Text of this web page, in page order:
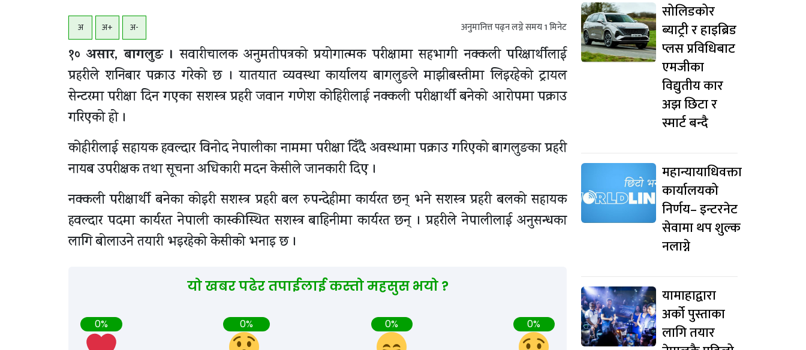
अ अ+ अ- अनुमानित्त पढ्न लग्ने समय1मिनेट
१० असार, बागलुङ । सवारीचालक अनुमतीपत्रको प्रयोगात्मक परीक्षामा सहभागी नक्कली परिक्षार्थीलाई
प्रहरीले शनिबार पक्राउ गरेको छ । यातयात व्यवस्था कार्यालय बागलुङले माझीबस्तीमा लिइरहेको ट्रायल
सेन्टरमा परीक्षा दिन गएका सशस्त्र प्रहरी जवान गणेश कोहिरीलाई नक्कली परीक्षार्थी बनेको आरोपमा पक्राउ
गरिएको हो ।
कोहीरीलाई सहायक हवल्दार विनोद नेपालीका नाममा परीक्षा दिँदै अवस्थामा पक्राउ गरिएको बागलुङका प्रहरी
नायब उपरीक्षक तथा सूचना अधिकारी मदन केसीले जानकारी दिए ।
नक्कली परीक्षार्थी बनेका कोइरी सशस्त्र प्रहरी बल रुपन्देहीमा कार्यरत छन् भने सशस्त्र प्रहरी बलको सहायक
हवल्दार पदमा कार्यरत नेपाली कास्कीस्थित सशस्त्र बाहिनीमा कार्यरत छन् । प्रहरीले नेपालीलाई अनुसन्धका
लागि बोलाउने तयारी भइरहेको केसीको भनाइ छ ।
यो खबर पढेर तपाईलाई कस्तो महसुस भयो ?
0% 0% 0% 0%
सोलिडकोर
ब्याट्री र हाइब्रिड
प्लस प्रविधिबाट
एमजीका
विद्युतीय कार
अझ छिटा र
स्मार्ट बन्दै
महान्यायाधिवक्ता
कार्यालयको
निर्णय– इन्टरनेट
सेवामा थप शुल्क
नलाग्ने
यामाहाद्वारा
अर्को पुस्ताका
लागि तयार